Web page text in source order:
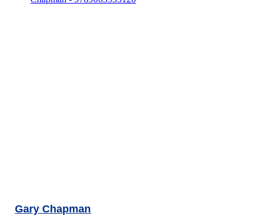
Gary Chapman